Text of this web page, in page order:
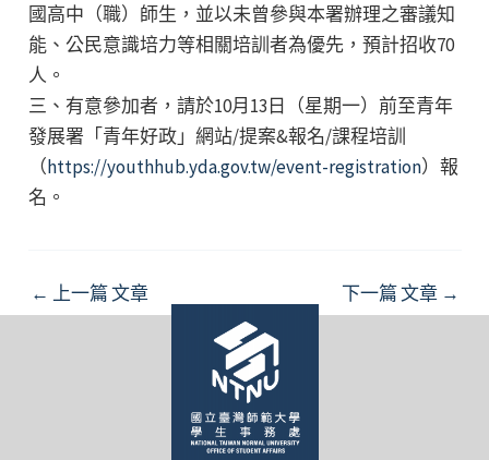
國高中（職）師生，並以未曾參與本署辦理之審議知
能、公民意識培力等相關培訓者為優先，預計招收70
人。
三、有意參加者，請於10月13日（星期一）前至青年
發展署「青年好政」網站/提案&報名/課程培訓
（https://youthhub.yda.gov.tw/event-registration）報
名。
Post
navigation
← 上一篇 文章 下一篇 文章 →